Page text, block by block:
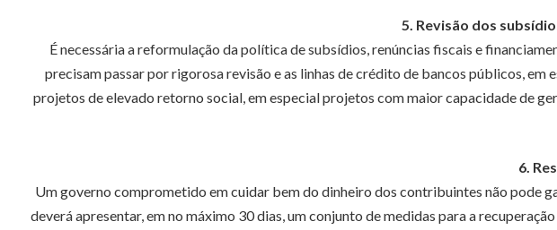
5. Revisão dos
É necessária a reformulação da política de subsídios, renúncias fiscais e
precisam passar por rigorosa revisão e as linhas de crédito de bancos públicos,
projetos de elevado retorno social, em especial projetos com maior capacidade de
6.
Um governo comprometido em cuidar bem do dinheiro dos contribuintes não pode
deverá apresentar, em no máximo 30 dias, um conjunto de medidas para a